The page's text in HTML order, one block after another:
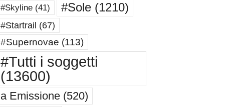
#Skyline(41) #Sole(1210)
#Startrail (67)
#Supernovae (113)
#Tutti i soggetti
(13600)
a Emissione(520)